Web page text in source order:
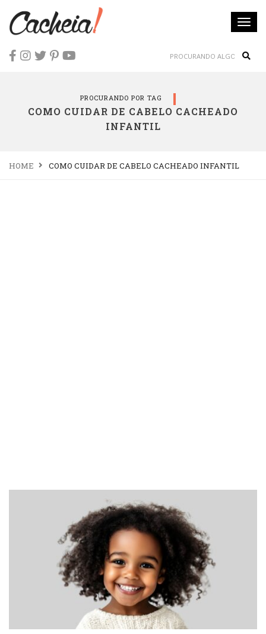
PROCURANDO POR TAG
COMO CUIDAR DE CABELO CACHEADO
INFANTIL
HOME COMO CUIDAR DE CABELO CACHEADO INFANTIL